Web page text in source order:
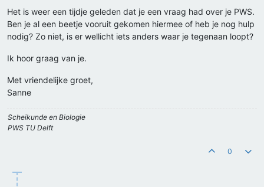
Het is weer een tijdje geleden dat je een vraag had over je PWS.
Ben je al een beetje vooruit gekomen hiermee of heb je nog hulp
nodig? Zo niet, is er wellicht iets anders waar je tegenaan loopt?
Ik hoor graag van je.
Met vriendelijke groet,
Sanne
Scheikunde en Biologie
PWS TU Delft
0